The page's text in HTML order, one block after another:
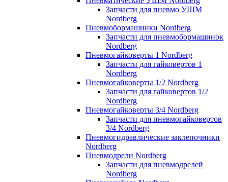
Запчасти для пневмо УШМ
Nordberg
Пневмобормашинки Nordberg
Запчасти для пневмобормашинок
Nordberg
Пневмогайковерты 1 Nordberg
Запчасти для гайковертов 1
Nordberg
Пневмогайковерты 1/2 Nordberg
Запчасти для гайковертов 1/2
Nordberg
Пневмогайковерты 3/4 Nordberg
Запчасти для пневмогайковертов
3/4 Nordberg
Пневмогидравлические заклепочники
Nordberg
Пневмодрели Nordberg
Запчасти для пневмодрелей
Nordberg